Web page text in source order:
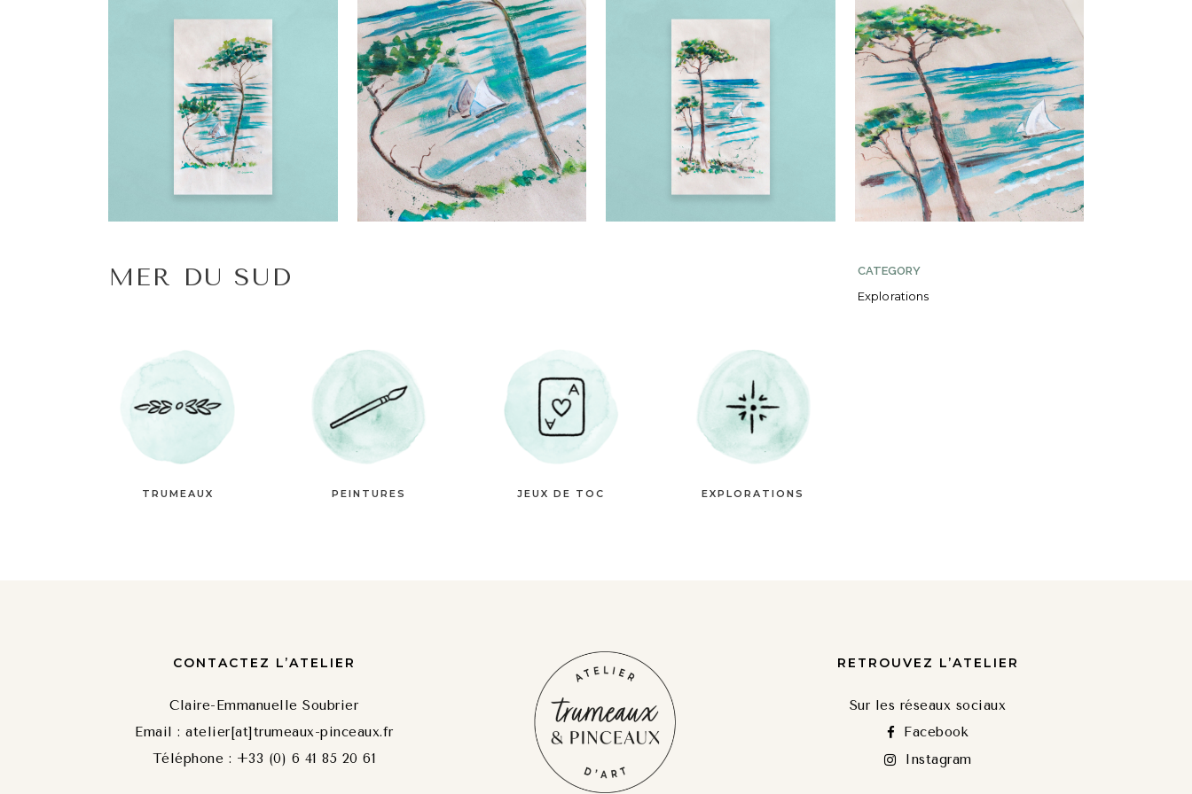
MER DU SUD
TRUMEAUX PEINTURES JEUX DE TOC EXPLORATIONS
CATEGORY
Explorations
CONTACTEZ L’ATELIER
Claire-Emmanuelle Soubrier
Email : atelier[at]trumeaux-pinceaux.fr
Téléphone : +33 (0) 6 41 85 20 61
RETROUVEZ L’ATELIER
Sur les réseaux sociaux
Facebook
Instagram